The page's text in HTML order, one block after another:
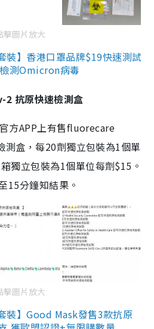
擊圖片放大
裝】香港口罩品牌$19快速測試
測Omicron病毒
抗原快速檢測盒
方APP上有售fluorecare
測盒，每20劑獨立包裝為1個單
獨立包裝為1個單位每劑$15。
15分鐘知結果。
擊圖片放大
裝】Good Mask發售3款抗原